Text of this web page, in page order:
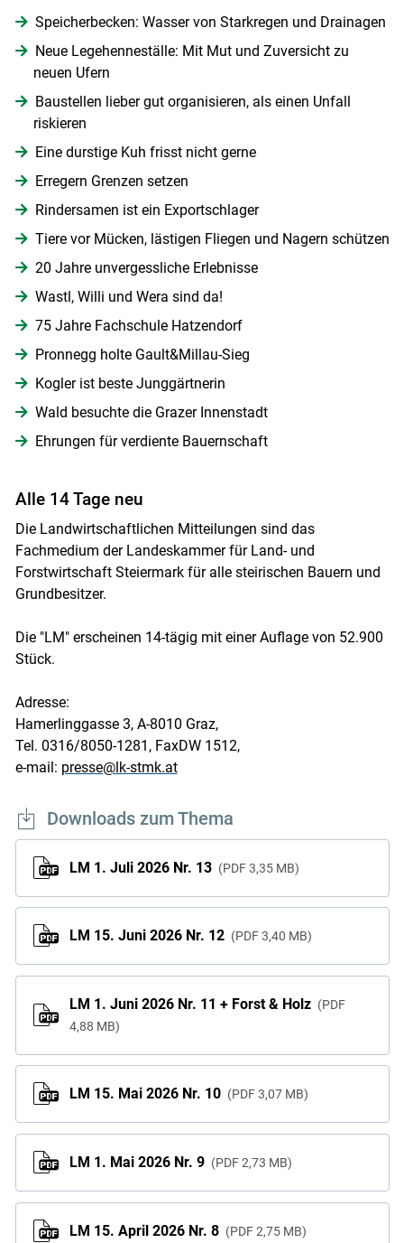
Skip to main content
Speicherbecken: Wasser von Starkregen und Drainagen
Neue Legehenneställe: Mit Mut und Zuversicht zu
neuen Ufern
Baustellen lieber gut organisieren, als einen Unfall
riskieren
Eine durstige Kuh frisst nicht gerne
Erregern Grenzen setzen
Rindersamen ist ein Exportschlager
Tiere vor Mücken, lästigen Fliegen und Nagern schützen
20 Jahre unvergessliche Erlebnisse
Wastl, Willi und Wera sind da!
75 Jahre Fachschule Hatzendorf
Pronnegg holte Gault&Millau-Sieg
Kogler ist beste Junggärtnerin
Wald besuchte die Grazer Innenstadt
Ehrungen für verdiente Bauernschaft
Alle 14 Tage neu
Die Landwirtschaftlichen Mitteilungen sind das
Fachmedium der Landeskammer für Land- und
Forstwirtschaft Steiermark für alle steirischen Bauern und
Grundbesitzer.
Die "LM" erscheinen 14-tägig mit einer Auflage von 52.900
Stück.
Adresse:
Hamerlinggasse 3, A-8010 Graz,
Tel. 0316/8050-1281, FaxDW 1512,
e-mail: presse@lk-stmk.at
Downloads zum Thema
LM 1. Juli 2026 Nr. 13 PDF 3,35 MB
LM 15. Juni 2026 Nr. 12 PDF 3,40 MB
LM 1. Juni 2026 Nr. 11 + Forst & Holz
PDF
4,88 MB
LM 15. Mai 2026 Nr. 10 PDF 3,07 MB
LM 1. Mai 2026 Nr. 9 PDF 2,73 MB
LM 15. April 2026 Nr. 8 PDF 2,75 MB